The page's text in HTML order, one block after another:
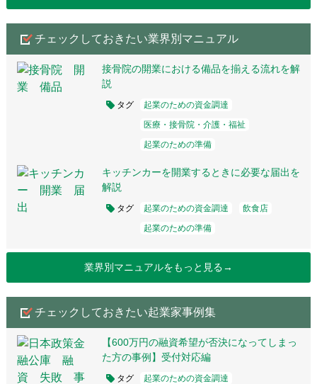
チェックしておきたい業界別マニュアル
接骨院の開業における備品を揃える流れを解
説
タグ
起業のための資金調達
医療・接骨院・介護・福祉
起業のための準備
キッチンカーを開業するときに必要な届出を
解説
タグ 起業のための資金調達
飲食店
起業のための準備
業界別マニュアルをもっと見る→
チェックしておきたい起業家事例集
【600万円の融資希望が否決になってしまっ
た方の事例】受付対応編
タグ
起業のための資金調達